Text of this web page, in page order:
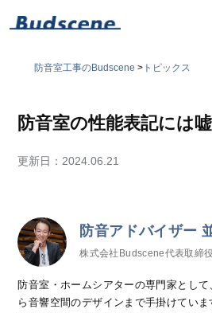
防音室工事のBudscene >トピックス
防音室の性能表記には
更新日： 2024.06.21
防音アドバイザー
株式会社Budscene代表取締役
防音室・ホームシアターの専門家とし
ら音響空間のデザインまで手掛けてい